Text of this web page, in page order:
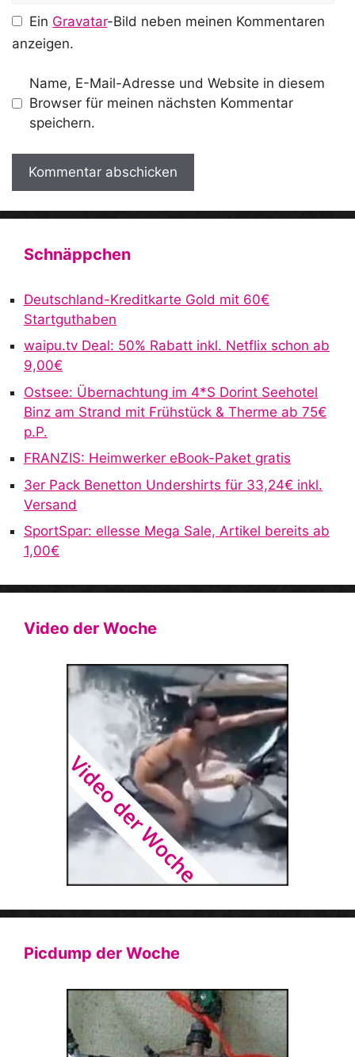
Ein Gravatar-Bild neben meinen Kommentaren
anzeigen.
Name, E-Mail-Adresse und Website in diesem
Browser für meinen nächsten Kommentar
speichern.
A
n
t
Schnäppchen
Deutschland-Kreditkarte Gold mit 60€
Startguthaben
waipu.tv Deal: 50% Rabatt inkl. Netflix schon ab
9,00€
Ostsee: Übernachtung im 4*S Dorint Seehotel
Binz am Strand mit Frühstück & Therme ab 75€
p.P.
FRANZIS: Heimwerker eBook-Paket gratis
3er Pack Benetton Undershirts für 33,24€ inkl.
Versand
SportSpar: ellesse Mega Sale, Artikel bereits ab
1,00€
Video der Woche
Picdump der Woche